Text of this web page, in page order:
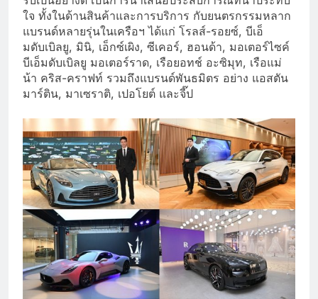
ใจ ทั้งในด้านสินค้าและการบริการ กับยนตรกรรมหลาก
แบรนด์หลายรุ่นในเครือฯ ได้แก่ โรลส์-รอยซ์, บีเอ็
มดับเบิลยู, มินิ, เอ็กซ์เผิง, ซีเคอร์, ฮอนด้า, มอเตอร์ไซค์
บีเอ็มดับเบิลยู มอเตอร์ราด, เรือยอทช์ อะซิมุท, เรือแม่
น้า คริส-คราฟท์ รวมถึงแบรนด์พันธมิตร อย่าง แอสตัน
มาร์ติน, มาเซราติ, เปอโยต์ และจี๊ป